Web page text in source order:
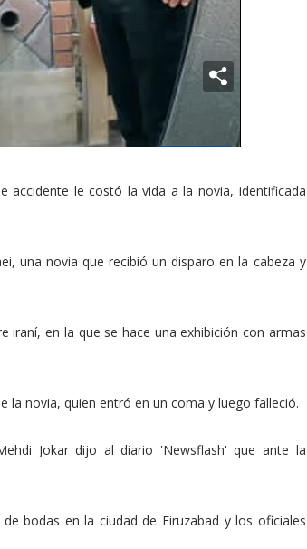
accidente le costó la vida a la novia, identificada
una novia que recibió un disparo en la cabeza y
iraní, en la que se hace una exhibición con armas
la novia, quien entró en un coma y luego falleció.
Jokar dijo al diario 'Newsflash' que ante la
bodas en la ciudad de Firuzabad y los oficiales